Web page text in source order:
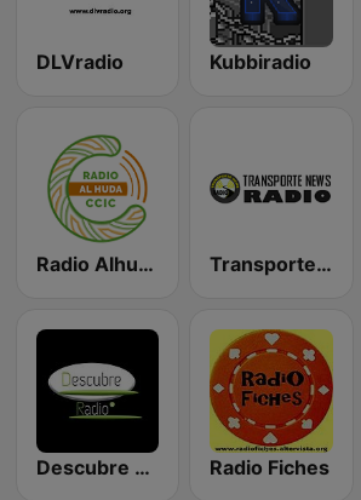
DLVradio Kubbiradio
Radio Alhuda CCIC Transporte News Radio
Descubre Radio Radio Fiches